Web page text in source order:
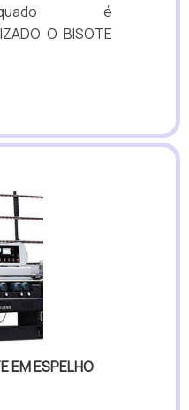
é
O BISOTE
EM ESPELHO